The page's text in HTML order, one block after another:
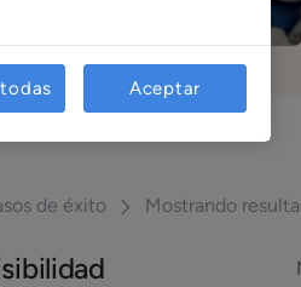
de éxito Mostrando
Aceptar